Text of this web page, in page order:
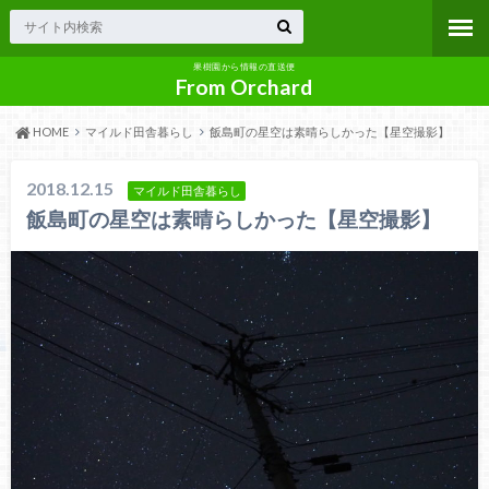
果樹園から情報の直送便
From Orchard
HOME マイルド田舎暮らし 飯島町の星空は素晴らしかった【星空撮影】
2018.12.15 マイルド田舎暮らし
飯島町の星空は素晴らしかった【星空撮影】